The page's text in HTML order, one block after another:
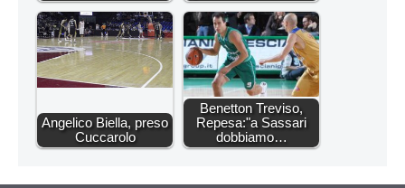
Angelico Biella, preso
Cuccarolo
Benetton Treviso,
Repesa:"a Sassari
dobbiamo…